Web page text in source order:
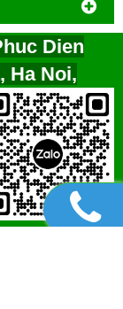
Dien
Ha Noi,